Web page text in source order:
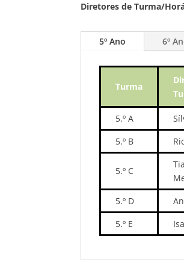
Diretores de Turma/
5º Ano 6º
Turma
5.º A
5.º B
5.º C
5.º D
5.º E